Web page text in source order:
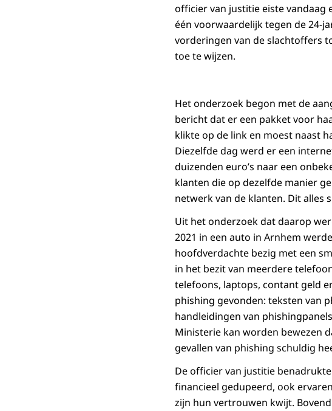
officier van justitie eiste vandaag
één voorwaardelijk tegen de 24-
vorderingen van de slachtoffers
toe te wijzen.
Het onderzoek begon met de
bericht dat er een pakket voor
klikte op de link en moest naast
Diezelfde dag werd er een
duizenden euro’s naar een
klanten die op dezelfde manier
netwerk van de klanten. Dit alles
Uit het onderzoek dat daarop
2021 in een auto in Arnhem
hoofdverdachte bezig met een
in het bezit van meerdere
telefoons, laptops, contant geld
phishing gevonden: teksten van
handleidingen van
Ministerie kan worden bewezen
gevallen van phishing schuldig
De officier van justitie
financieel gedupeerd, ook
zijn hun vertrouwen kwijt.